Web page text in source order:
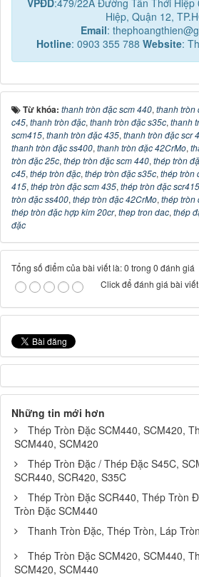
VPĐD:479/22A Đường Tân Thới Hiệp
Hiệp, Quận 12,
Email:
Hotline: 0903 355 788 Website:
Từ khóa: thanh tròn đặc scm 440, thanh tròn
c45, thanh tròn đặc, thanh tròn đặc s35c, thanh
scm415, thanh tròn đặc 435, thanh tròn đặc scr
thanh tròn đặc ss400, thanh tròn đặc 42CrMo,
tròn đặc 25c, thép tròn đặc scm 440, thép tròn
c45, thép tròn đặc, thép tròn đặc s35c, thép tròn
415, thép tròn đặc scm 435, thép tròn đặc scr415
tròn đặc ss400, thép tròn đặc 42CrMo, thép tròn
thép tròn đặc hợp kim 20cr, thep tron dac, thép
đặc
Tổng số điểm của bài viết là: 0 trong 0 đánh giá
Click để đánh giá bài viết
Những tin mới hơn
Thép Tròn Đặc SCM440, SCM420,
SCM440, SCM420
Thép Tròn Đặc / Thép Đặc S45C,
SCR440, SCR420, S35C
Thép Tròn Đặc SCR440, Thép Tròn
Tròn Đặc SCM440
Thanh Tròn Đặc, Thép Tròn, Láp Tròn
Thép Tròn Đặc SCM420, SCM440,
SCM420, SCM440